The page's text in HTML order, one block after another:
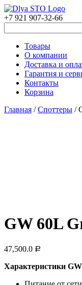
+7 921 907-32-66
Товары
О компании
Доставка и
Гарантия и
Контакты
Корзина
Главная /Споттеры /
GW 60L
47,500.0 Р
Характеристики